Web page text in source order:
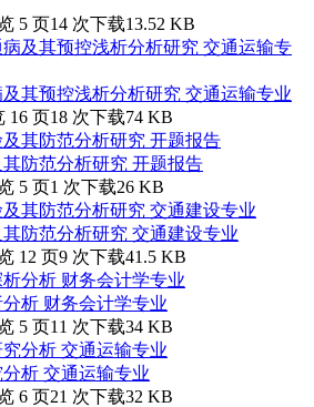
5 页14 次下载13.52 KB
其预控浅析分析研究 交通运输专业
16 页18 次下载74 KB
防范分析研究 开题报告
5 页1 次下载26 KB
防范分析研究 交通建设专业
12 页9 次下载41.5 KB
析 财务会计学专业
5 页11 次下载34 KB
析 交通运输专业
6 页21 次下载32 KB